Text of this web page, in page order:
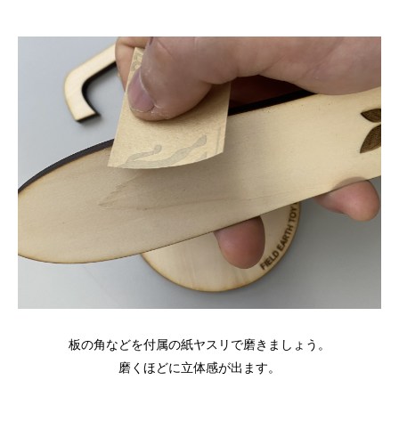
板の角などを付属の紙ヤスリで磨きましょう。
磨くほどに立体感が出ます。